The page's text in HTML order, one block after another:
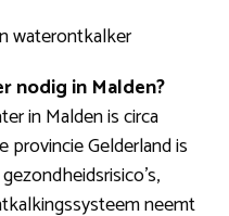
waterontkalker
nodig in Malden?
in Malden is circa
provincie Gelderland is
neemt